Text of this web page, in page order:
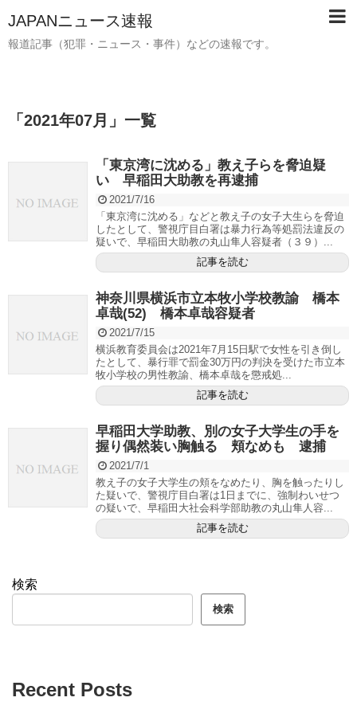
JAPANニュース速報
報道記事（犯罪・ニュース・事件）などの速報です。
「 2021年07月 」 一覧
「東京湾に沈める」教え子らを脅迫疑
い 早稲田大助教を再逮捕
2021/7/16
「東京湾に沈める」などと教え子の女子大生らを脅迫
したとして、警視庁目白署は暴力行為等処罰法違反の
疑いで、早稲田大助教の丸山隼人容疑者（３９）...
記事を読む
神奈川県横浜市立本牧小学校教諭 橋本
卓哉(52) 橋本卓哉容疑者
2021/7/15
横浜教育委員会は2021年7月15日駅で女性を引き倒し
たとして、暴行罪で罰金30万円の判決を受けた市立本
牧小学校の男性教諭、橋本卓哉を懲戒処...
記事を読む
早稲田大学助教、別の女子大学生の手を
握り偶然装い胸触る 頬なめも 逮捕
2021/7/1
教え子の女子大学生の頬をなめたり、胸を触ったりし
た疑いで、警視庁目白署は1日までに、強制わいせつ
の疑いで、早稲田大社会科学部助教の丸山隼人容...
記事を読む
検索
検索
Recent Posts